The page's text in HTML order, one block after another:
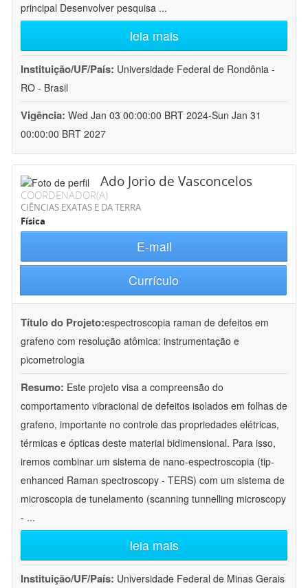
principal Desenvolver pesquisa ...
leia mais
Instituição/UF/País: Universidade Federal de Rondônia -
RO - Brasil
Vigência: Wed Jan 03 00:00:00 BRT 2024-Sun Jan 31
00:00:00 BRT 2027
Ado Jorio de Vasconcelos
COORDENADOR(A)
CIÊNCIAS EXATAS E DA TERRA
Física
E-mail
Currículo
Título do Projeto:espectroscopia raman de defeitos em
grafeno com resolução atômica: instrumentação e
picometrologia
Resumo: Este projeto visa a compreensão do
comportamento vibracional de defeitos isolados em folhas de
grafeno, importante no controle das propriedades elétricas,
térmicas e ópticas deste material bidimensional. Para isso,
iremos combinar um sistema de nano-espectroscopia (tip-
enhanced Raman spectroscopy - TERS) com um sistema de
microscopia de tunelamento (scanning tunnelling microscopy
- ...
leia mais
Instituição/UF/País: Universidade Federal de Minas Gerais